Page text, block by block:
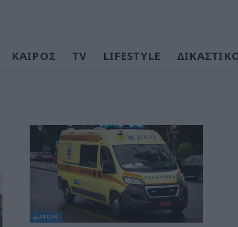
ΚΑΙΡΟΣ TV LIFESTYLE
ΔΙΆΦΟΡΑ